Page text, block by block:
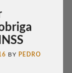
BY PEDRO